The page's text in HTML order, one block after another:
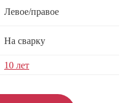
Левое/правое
На сварку
10 лет